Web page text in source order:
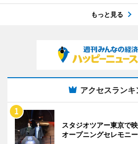
もっと見る
アクセスランキ
スタジオツアー東京で
オープニングセレモニ